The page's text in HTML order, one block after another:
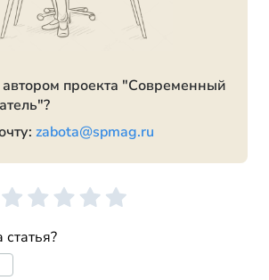
автором проекта "Современный
zabota@spmag.ru